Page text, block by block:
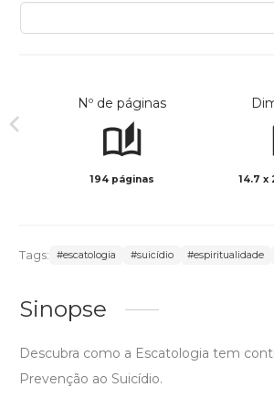
Nº de páginas
194 páginas 14.7 x
Tags: #escatologia #suicídio #espiritualidade
Sinopse
Descubra como a Escatologia tem
Prevenção ao Suicídio.